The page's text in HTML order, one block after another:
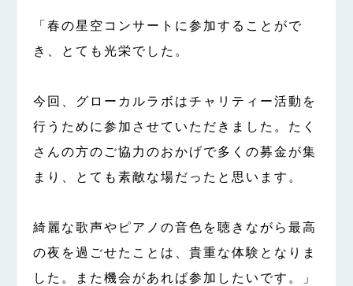
「春の星空コンサートに参加することがで
き、とても光栄でした。
今回、グローカルラボはチャリティー活動を
行うために参加させていただきました。たく
さんの方のご協力のおかげで多くの募金が集
まり、とても素敵な場だったと思います。
綺麗な歌声やピアノの音色を聴きながら最高
の夜を過ごせたことは、貴重な体験となりま
した。
また機会があれば参加したいです。」